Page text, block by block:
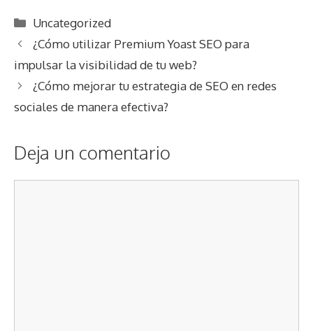
Categorías
Uncategorized
¿Cómo utilizar Premium Yoast SEO para
impulsar la visibilidad de tu web?
¿Cómo mejorar tu estrategia de SEO en redes
sociales de manera efectiva?
Deja un comentario